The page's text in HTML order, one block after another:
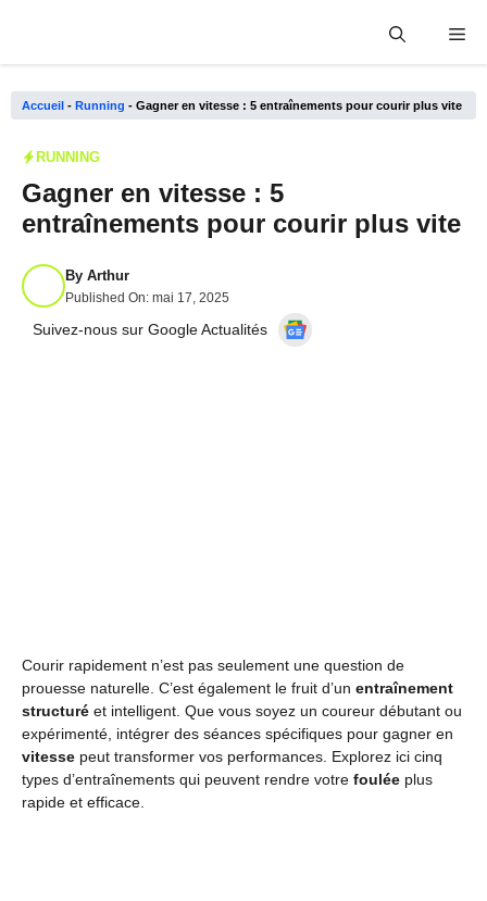
Accueil - Running - Gagner en vitesse : 5 entraînements pour courir plus vite
RUNNING
Gagner en vitesse : 5
entraînements pour courir plus vite
By Arthur
Published On: mai 17, 2025
Suivez-nous sur Google Actualités
Courir rapidement n’est pas seulement une question de
prouesse naturelle. C’est également le fruit d’un entraînement
structuré et intelligent. Que vous soyez un coureur débutant ou
expérimenté, intégrer des séances spécifiques pour gagner en
vitesse peut transformer vos performances. Explorez ici cinq
types d’entraînements qui peuvent rendre votre foulée plus
rapide et efficace.